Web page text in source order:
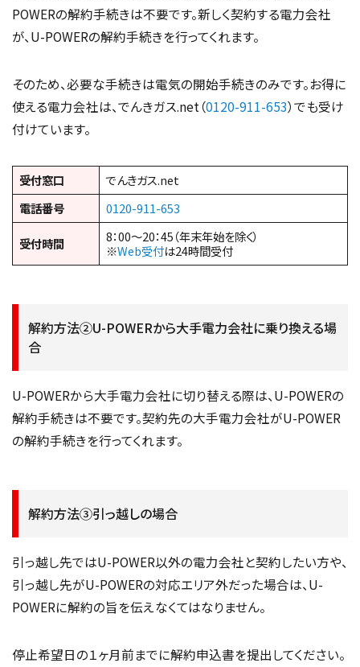
POWERの解約手続きは不要です。新しく契約する電力会社
が、U-POWERの解約手続きを行ってくれます。
そのため、必要な手続きは電気の開始手続きのみです。お得に
使える電力会社は、でんきガス.net（0120-911-653）でも受け
付けています。
受付窓口
でんきガス.net
電話番号
0120-911-653
受付時間
8：00～20：45（年末年始を除く）
※Web受付は24時間受付
解約方法②U-POWERから大手電力会社に乗り換える場
合
U-POWERから大手電力会社に切り替える際は、U-POWERの
解約手続きは不要です。契約先の大手電力会社がU-POWER
の解約手続きを行ってくれます。
解約方法③引っ越しの場合
引っ越し先ではU-POWER以外の電力会社と契約したい方や、
引っ越し先がU-POWERの対応エリア外だった場合は、U-
POWERに解約の旨を伝えなくてはなりません。
停止希望日の１ヶ月前までに解約申込書を提出してください。